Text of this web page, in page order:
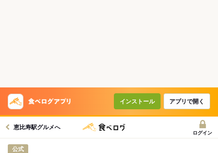
インストール アプリで開く
恵比寿駅グルメへ
ログイン
公式